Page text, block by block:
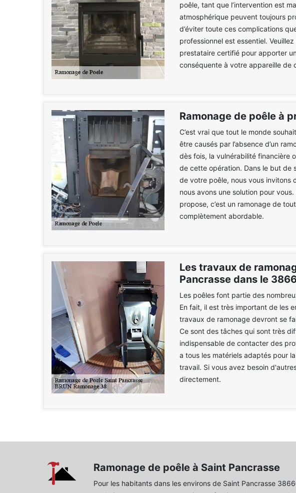
poêle, tant que l’intervention est
atmosphérique peuvent toujours
d’éviter toute ces complications
professionnel est essentiel.
prestataire certifié pour apporter
conséquente à votre appareille de
Ramonage de poêle à
C’est vrai que tout le monde
être causés par l’absence d’un
dès fois, la vulnérabilité financière
de cette opération. Dans le but de
de votre poêle, nous vous invitons
nous avons une solution pour
propose, c’est un ramonage de
complètement abordable.
Les travaux de
Pancrasse dans le
Les poêles font partie des
En fait, il est très important de les
travaux de ramonage devront se
Ce sont des tâches qui sont très
indispensable de contacter des
a tous les matériels adaptés pour
travail. Si vous avez besoin
directement.
Ramonage de poêle à Saint Pancrasse
Pour les habitants dans les environs de Saint Pancrasse